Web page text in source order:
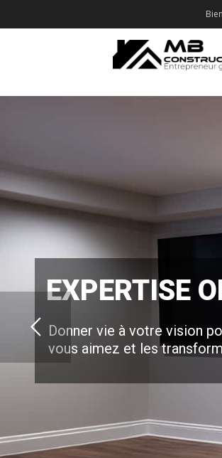
EXPERTISE
Donner vie à votre vision
vous aimez et les